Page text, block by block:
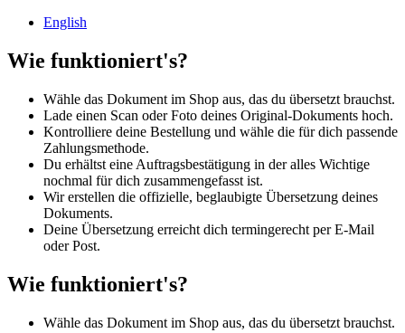
English
Wie funktioniert's?
Wähle das Dokument im Shop aus, das du übersetzt brauchst.
Lade einen Scan oder Foto deines Original-Dokuments hoch.
Kontrolliere deine Bestellung und wähle die für dich passende
Zahlungsmethode.
Du erhältst eine Auftragsbestätigung in der alles Wichtige
nochmal für dich zusammengefasst ist.
Wir erstellen die offizielle, beglaubigte Übersetzung deines
Dokuments.
Deine Übersetzung erreicht dich termingerecht per E-Mail
oder Post.
Wie funktioniert's?
Wähle das Dokument im Shop aus, das du übersetzt brauchst.